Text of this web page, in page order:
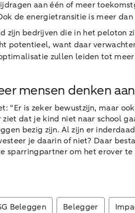
aan één of meer
de energietransitie is meer
zijn bedrijven die in het peloton
potentieel, want daar
zullen leiden tot
mensen denken
“Er is zeker bewustzijn, maar
ziet dat je kind niet naar school
bezig zijn. Al zijn er
je daarin of niet? Daar
sparringpartner om het erover
Beleggen Belegger